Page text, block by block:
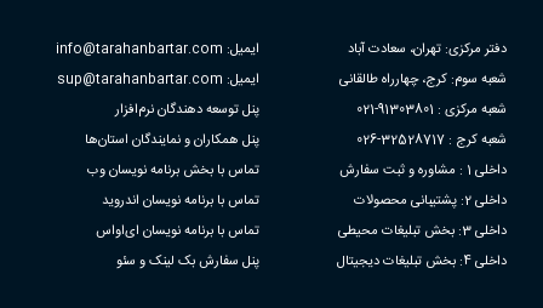
دفتر مرکزی: تهران، سعادت آباد
شعبه سوم: کرج، چهارراه طالقانی
شعبه مرکزی : 91303801-021
شعبه کرج : 32528717-026
داخلی 1 : مشاوره و ثبت سفارش
داخلی 2: پشتیبانی محصولات
داخلی 3: بخش تبلیغات محیطی
داخلی 4: بخش تبلیغات دیجیتال
ایمیل: info@tarahanbartar.com
ایمیل: sup@tarahanbartar.com
پنل توسعه دهندگان نرم‌افزار
پنل همکاران و نمایندگان استان‌ها
تماس با بخش برنامه نویسان وب
تماس با برنامه نویسان اندروید
تماس با برنامه نویسان ای‌او‌اس
پنل سفارش بک لینک و سئو